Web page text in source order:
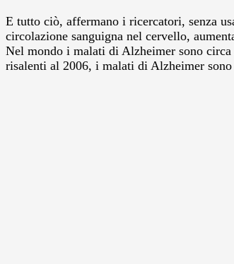
E tutto ciò, affermano i ricercatori, senza
circolazione sanguigna nel cervello,
Nel mondo i malati di Alzheimer sono
risalenti al 2006, i malati di Alzheimer